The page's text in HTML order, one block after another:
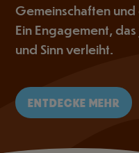
Gemeinschaften
Ein Engagement,
und Sinn verleiht.
ENTDECKE MEHR